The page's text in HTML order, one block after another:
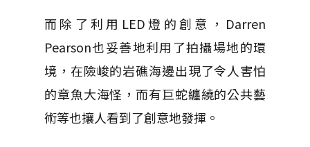
而除了利用LED燈的創意，Darren
Pearson也妥善地利用了拍攝場地的環
境，在險峻的岩礁海邊出現了令人害怕
的章魚大海怪，而有巨蛇纏繞的公共藝
術等也攘人看到了創意地發揮。